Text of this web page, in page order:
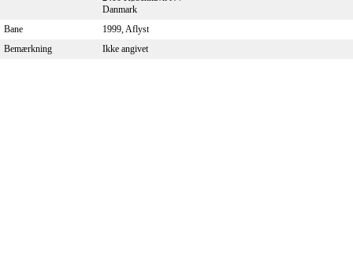
Danmark
Bane
1999, Aflyst
Bemærkning
Ikke angivet